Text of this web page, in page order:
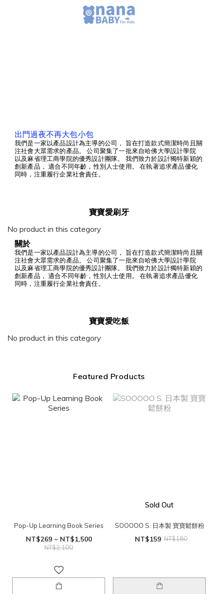
出門過夜不再大包小包
我們是一家以產品設計為主導的公司， 旨在打造款式簡潔時尚且關
注社會大眾需求的產品。 公司聚集了一批來自哈佛大學設計學院
以及麻省理工商學院的優秀設計團隊。 我們致力於設計獨特新穎的
創新產品， 適合不同年齡，性別人士使用。 在執著追求產品優化
同時，注重履行企業社會責任。
寶寶愛刷牙
No product in this category
關於
我們是一家以產品設計為主導的公司， 旨在打造款式簡潔時尚且關
注社會大眾需求的產品。 公司聚集了一批來自哈佛大學設計學院
以及麻省理工商學院的優秀設計團隊。 我們致力於設計獨特新穎的
創新產品， 適合不同年齡，性別人士使用。 在執著追求產品優化
同時，注重履行企業社會責任。
寶寶愛吃飯
No product in this category
Featured Products
Pop-Up Learning Book Series
NT$269 ~ NT$1,500
NT$2,100
Sold Out
SOOOOO S. 日本製 寶寶鬆餅粉
NT$159 NT$180